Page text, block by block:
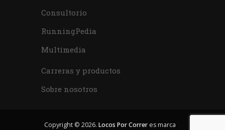
Consultorio
RunningPedia
Multimedia
Carreras y productos
Sobre nosotros
Copyright © 2026. Locos Por Correr es marca